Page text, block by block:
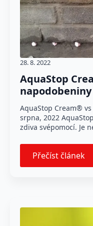
AquaStop
napodobeniny
28. 8. 2022
AquaStop Cream®
srpna, 2022
zdiva svépomocí. Je
Přečíst článek